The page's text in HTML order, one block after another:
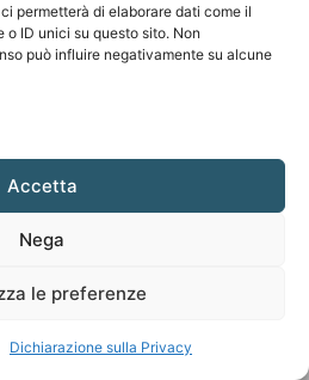
permetterà di elaborare dati come il
ID unici su questo sito. Non
può influire negativamente su alcune
Accetta
Nega
le preferenze
Dichiarazione sulla Privacy